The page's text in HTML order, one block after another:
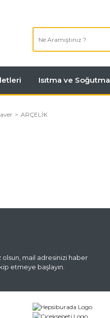
Isıtma ve Soğutma
ARÇELİK
mail adresinizi haber
etmeye başlayın.